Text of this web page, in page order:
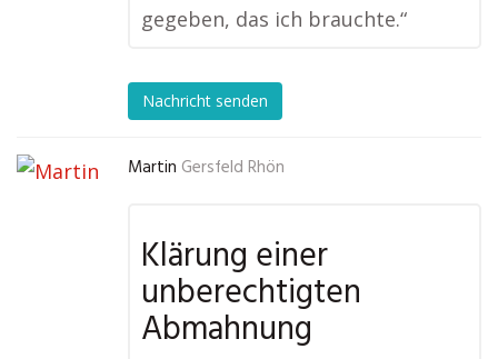
gegeben, das ich brauchte.“
Nachricht senden
Martin Gersfeld Rhön
Klärung einer
unberechtigten
Abmahnung